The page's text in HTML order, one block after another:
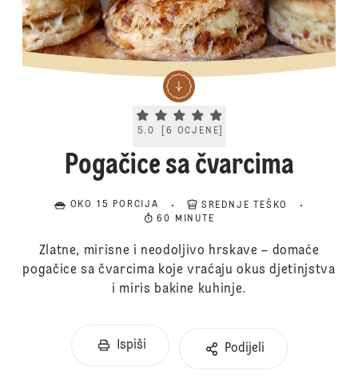
Current rating 5.0. Click to rate.
5.0 6 OCJENE
Pogačice sa čvarcima
OKO 15 PORCIJA
SREDNJE TEŠKO
60 MINUTE
Zlatne, mirisne i neodoljivo hrskave – domaće
pogačice sa čvarcima koje vraćaju okus djetinjstva
i miris bakine kuhinje.
Ispiši Podijeli